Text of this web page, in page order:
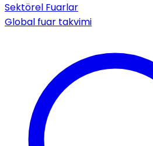
Sektörel Fuarlar
Global fuar takvimi